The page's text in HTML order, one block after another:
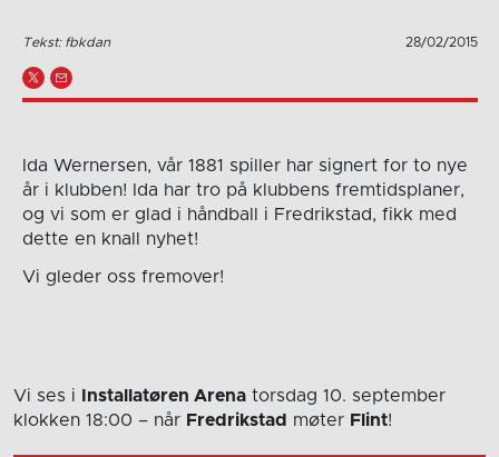
Tekst: fbkdan 28/02/2015
Ida Wernersen, vår 1881 spiller har signert for to nye
år i klubben! Ida har tro på klubbens fremtidsplaner,
og vi som er glad i håndball i Fredrikstad, fikk med
dette en knall nyhet!
Vi gleder oss fremover!
Vi ses i Installatøren Arena torsdag 10. september
klokken 18:00 – når Fredrikstad møter Flint!